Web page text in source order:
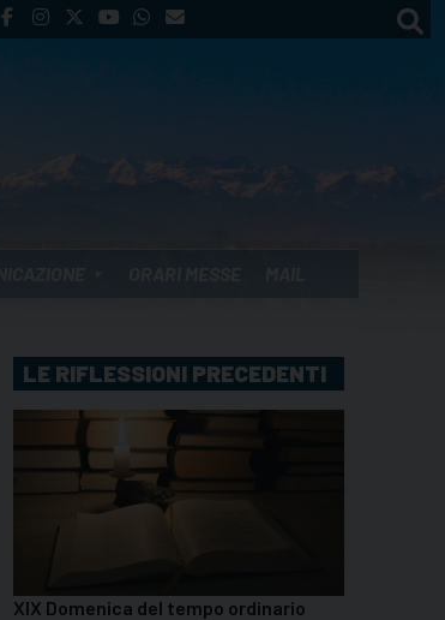
LE RIFLESSIONI PRECEDENTI
XIX Domenica del tempo ordinario